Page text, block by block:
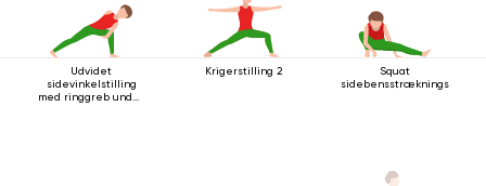
Udvidet
sidevinkelstilling
med ringgreb under
Krigerstilling 2
Squat
sidebensstrækningsstilling